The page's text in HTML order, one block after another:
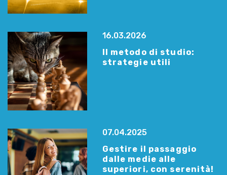
16.03.2026
Il metodo di studio:
strategie utili
07.04.2025
Gestire il passaggio
dalle medie alle
superiori, con serenità!